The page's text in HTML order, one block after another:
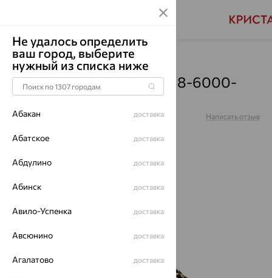
Главная Каталог Броши
Брошь, золото, 007-0018-6000-
012
Артикул:
Написать отзыв
Не удалось определить
ваш город, выберите
нужный из списка ниже
Абакан доставка
Абатское доставка
Абдулино доставка
Абинск доставка
Авило-Успенка доставка
Авсюнино доставка
Агалатово доставка